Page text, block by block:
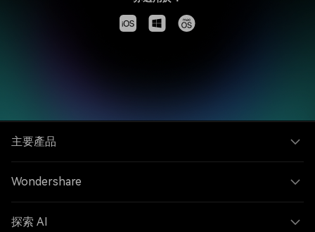
主要產品
Wondershare
探索 AI